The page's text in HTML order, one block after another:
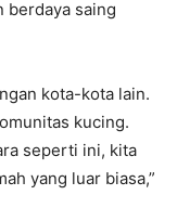
berdaya saing
kota-kota lain.
kucing.
seperti ini, kita
yang luar biasa,”